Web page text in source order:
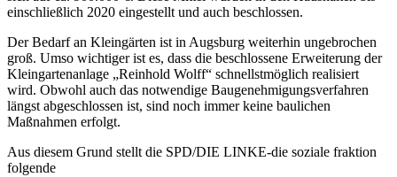
einschließlich 2020 eingestellt und auch beschlossen.
Der Bedarf an Kleingärten ist in Augsburg weiterhin ungebrochen
groß. Umso wichtiger ist es, dass die beschlossene Erweiterung der
Kleingartenanlage „Reinhold Wolff“ schnellstmöglich realisiert
wird. Obwohl auch das notwendige Baugenehmigungsverfahren
längst abgeschlossen ist, sind noch immer keine baulichen
Maßnahmen erfolgt.
Aus diesem Grund stellt die SPD/DIE LINKE-die soziale fraktion
folgende